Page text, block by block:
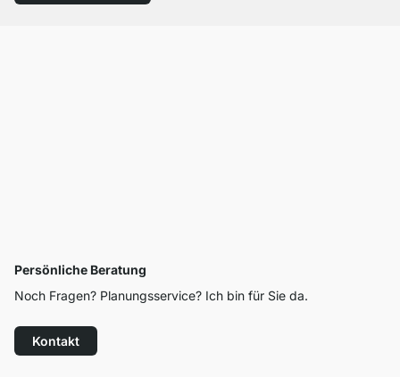
Persönliche Beratung
Noch Fragen? Planungsservice? Ich bin für Sie da.
Kontakt